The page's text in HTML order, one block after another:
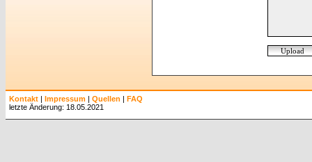
Kontakt | Impressum | Quellen | FAQ
letzte Änderung: 18.05.2021